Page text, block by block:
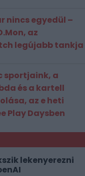
nincs egyedül –
az
legújabb tankja
sportjaink, a
és a kartell
az e heti
Play Daysben
lekenyerezni